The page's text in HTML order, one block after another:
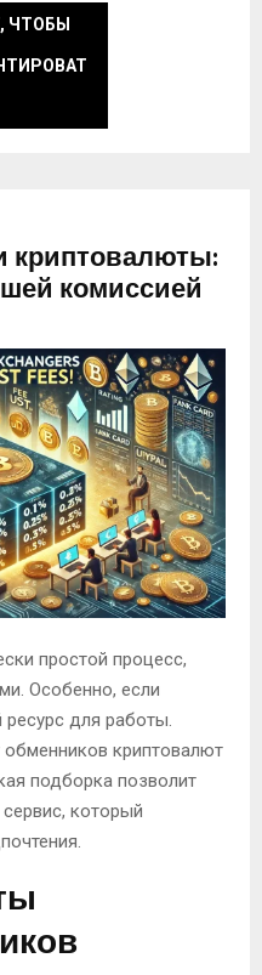
ЧТОБЫ
криптовалюты:
комиссией
простой процесс,
Особенно, если
для работы.
обменников криптовалют
подборка позволит
который